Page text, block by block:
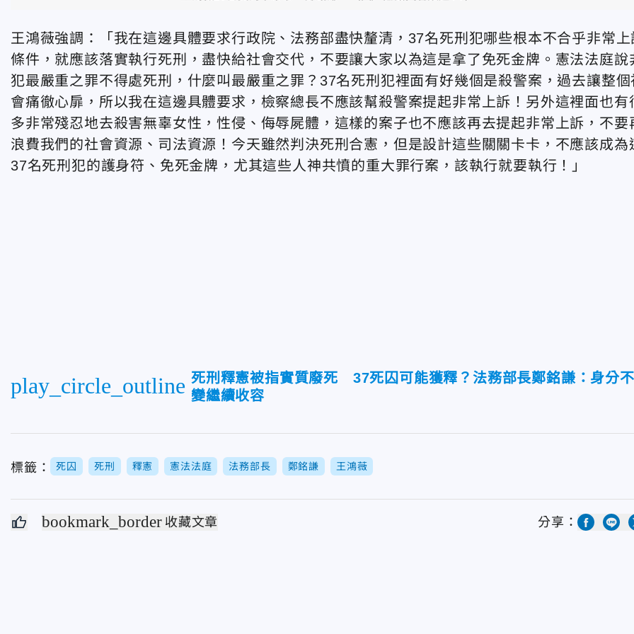
王鴻薇強調：「我在這邊具體要求行政院、法務部盡快釐清，37名死刑犯哪些根本不合乎非常上
條件，就應該落實執行死刑，盡快給社會交代，不要讓大家以為這是拿了免死金牌。憲法法庭說
犯最嚴重之罪不得處死刑，什麼叫最嚴重之罪？37名死刑犯裡面有好幾個是殺警案，過去讓整個
會痛徹心扉，所以我在這邊具體要求，檢察總長不應該幫殺警案提起非常上訴！另外這裡面也有
多非常殘忍地去殺害無辜女性，性侵、侮辱屍體，這樣的案子也不應該再去提起非常上訴，不要
浪費我們的社會資源、司法資源！今天雖然判決死刑合憲，但是設計這些關關卡卡，不應該成為
37名死刑犯的護身符、免死金牌，尤其這些人神共憤的重大罪行案，該執行就要執行！」
play_circle_outline 死刑釋憲被指實質廢死 37死囚可能獲釋？法務部長鄭銘謙：身分不
變繼續收容
標籤： 死囚 死刑 釋憲 憲法法庭 法務部長 鄭銘謙 王鴻薇
bookmark_border 收藏文章 分享：